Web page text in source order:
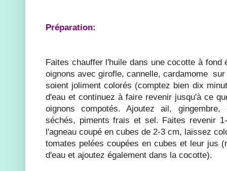
Préparation:
Faites chauffer l'huile dans une cocotte à
oignons avec girofle, cannelle, cardamome
soient joliment colorés (comptez bien dix
d'eau et continuez à faire revenir jusqu'à ce
oignons compotés. Ajoutez ail, gingembre,
séchés, piments frais et sel. Faites revenir
l'agneau coupé en cubes de 2-3 cm, laissez
tomates pelées coupées en cubes et leur jus
d'eau et ajoutez également dans la cocotte).